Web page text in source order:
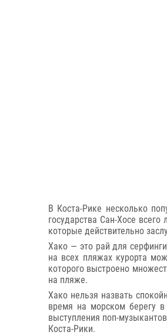
В Коста-Рике несколько
государства Сан-Хосе
которые действительно
Хако — это рай для
на всех пляжах курорта
которого выстроено
на пляже.
Хако нельзя назвать
время на морском берегу
выступления поп-
Коста-Рики.